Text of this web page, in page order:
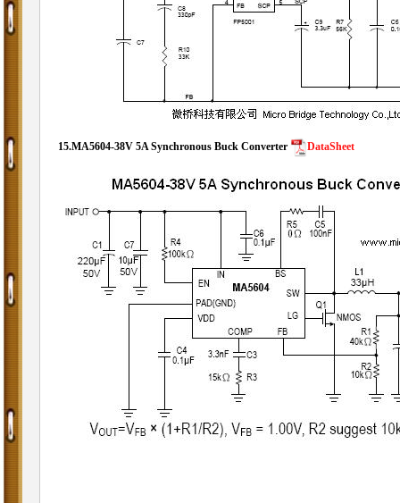
15.MA5604-38V 5A Synchronous Buck Converter DataSheet